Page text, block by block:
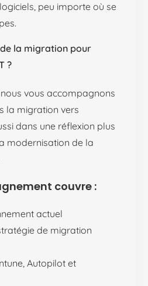
peu importe où se
la migration pour
?
nous vous accompagnons
la migration vers
dans une réflexion plus
modernisation de la
couvre :
actuel
de migration
Autopilot et